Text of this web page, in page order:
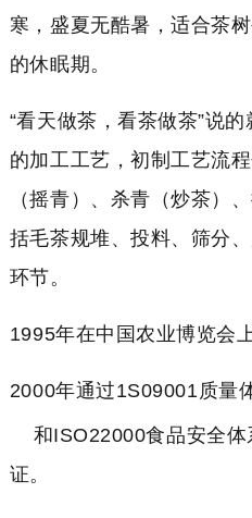
寒，盛夏无酷暑，适合茶
的休眠期。
“看天做茶，看茶做茶”说
的加工工艺，初制工艺流
（摇青）、杀青（炒茶）
括毛茶规堆、投料、筛分
环节。
1995年在中国农业博览会
2000年通过1S09001质量
和ISO22000食品安全
证。